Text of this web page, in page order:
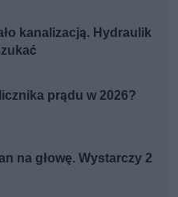
kanalizacją. Hydraulik
prądu w 2026?
na głowę. Wystarczy 2